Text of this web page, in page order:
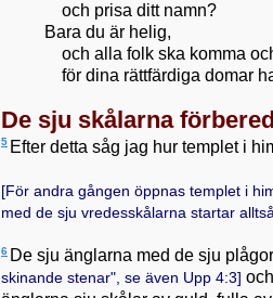
och prisa ditt namn?
Bara du är helig,
och alla folk ska komma
för dina rättfärdiga domar
De sju skålarna
5 Efter detta såg jag hur templet i
[För andra gången öppnas templet i
med de sju vredesskålarna startar
6 De sju änglarna med de sju
skinande stenar", se även Upp 4:3]